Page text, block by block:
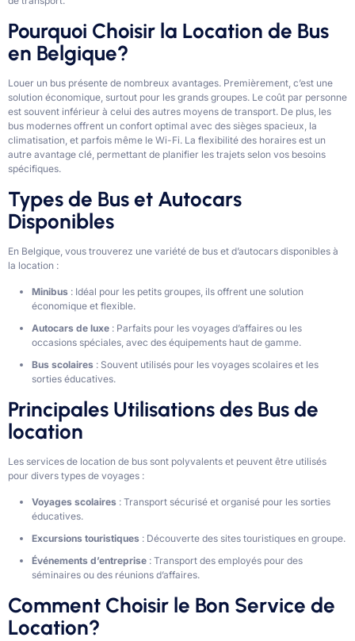
Pourquoi Choisir la Location de Bus
en Belgique?
Louer un bus présente de nombreux avantages. Premièrement, c’est une
solution économique, surtout pour les grands groupes. Le coût par personne
est souvent inférieur à celui des autres moyens de transport. De plus, les
bus modernes offrent un confort optimal avec des sièges spacieux, la
climatisation, et parfois même le Wi-Fi. La flexibilité des horaires est un
autre avantage clé, permettant de planifier les trajets selon vos besoins
spécifiques.
Types de Bus et Autocars
Disponibles
En Belgique, vous trouverez une variété de bus et d’autocars disponibles à
la location :
Minibus : Idéal pour les petits groupes, ils offrent une solution
économique et flexible.
Autocars de luxe : Parfaits pour les voyages d’affaires ou les
occasions spéciales, avec des équipements haut de gamme.
Bus scolaires : Souvent utilisés pour les voyages scolaires et les
sorties éducatives.
Principales Utilisations des Bus de
location
Les services de location de bus sont polyvalents et peuvent être utilisés
pour divers types de voyages :
Voyages scolaires : Transport sécurisé et organisé pour les sorties
éducatives.
Excursions touristiques : Découverte des sites touristiques en groupe.
Événements d’entreprise : Transport des employés pour des
séminaires ou des réunions d’affaires.
Comment Choisir le Bon Service de
Location?